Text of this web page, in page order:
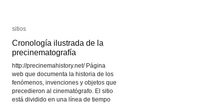
sitios
Cronología ilustrada de la
precinematografía
http://precinemahistory.net/ Página
web que documenta la historia de los
fenómenos, invenciones y objetos que
precedieron al cinematógrafo. El sitio
está dividido en una línea de tiempo
sitios
Cronología ilustrada de la
precinematografía